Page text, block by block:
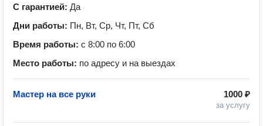
С гарантией: Да
Дни работы: Пн, Вт, Ср, Чт, Пт, Сб
Время работы: с 8:00 по 6:00
Место работы: по адресу и на выездах
1000 ₽
за услугу
Мастер на все руки